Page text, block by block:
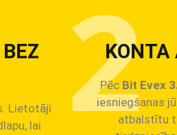
Lietotāji
lai
Pēc Bit Evex
iesniegšanas
atbalstītu